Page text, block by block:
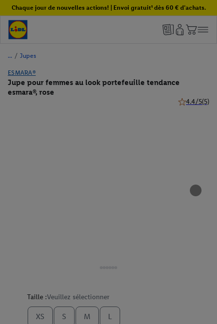
Chaque jour de nouvelles actions! | Envoi gratuit¹ dès 60 € d'achats.
/ Jupes
ESMARA®
Jupe pour femmes au look portefeuille tendance
esmara®, rose
4.4/5(5)
Taille :Veuillez sélectionner
XS S M L